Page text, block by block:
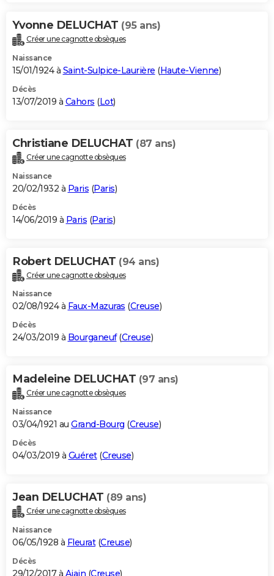
Yvonne DELUCHAT (95 ans)
Créer une cagnotte obsèques
Naissance
15/01/1924 à Saint-Sulpice-Laurière (Haute-Vienne)
Décès
13/07/2019 à Cahors (Lot)
Christiane DELUCHAT (87 ans)
Créer une cagnotte obsèques
Naissance
20/02/1932 à Paris (Paris)
Décès
14/06/2019 à Paris (Paris)
Robert DELUCHAT (94 ans)
Créer une cagnotte obsèques
Naissance
02/08/1924 à Faux-Mazuras (Creuse)
Décès
24/03/2019 à Bourganeuf(Creuse)
Madeleine DELUCHAT (97 ans)
Créer une cagnotte obsèques
Naissance
03/04/1921 au Grand-Bourg (Creuse)
Décès
04/03/2019 à Guéret(Creuse)
Jean DELUCHAT (89 ans)
Créer une cagnotte obsèques
Naissance
06/05/1928 à Fleurat(Creuse)
Décès
29/12/2017 à Ajain (Creuse)